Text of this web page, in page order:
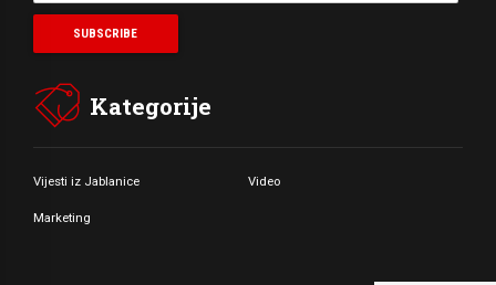
Kategorije
Vijesti iz Jablanice Video
Marketing